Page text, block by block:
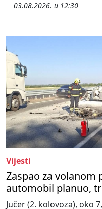
03.08.2026. u 12:30
Vijesti
Zaspao za volanom
automobil planuo,
Jučer (2. kolovoza), oko